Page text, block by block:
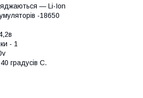
— Li-Ion
-18650
- 1
градусів С.